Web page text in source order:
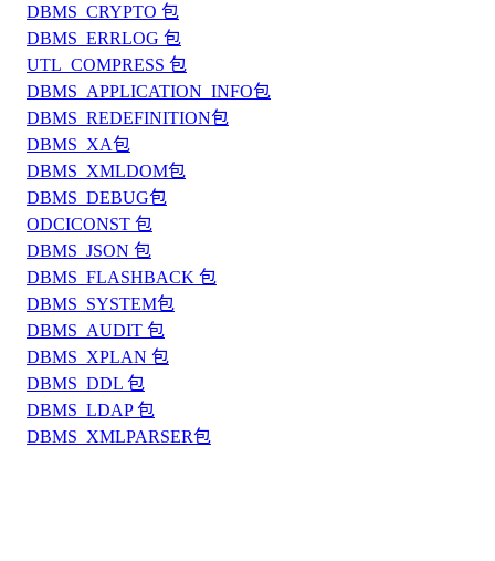
DBMS_CRYPTO 包
DBMS_ERRLOG 包
UTL_COMPRESS 包
DBMS_APPLICATION_INFO包
DBMS_REDEFINITION包
DBMS_XA包
DBMS_XMLDOM包
DBMS_DEBUG包
ODCICONST 包
DBMS_JSON 包
DBMS_FLASHBACK 包
DBMS_SYSTEM包
DBMS_AUDIT 包
DBMS_XPLAN 包
DBMS_DDL 包
DBMS_LDAP 包
DBMS_XMLPARSER包